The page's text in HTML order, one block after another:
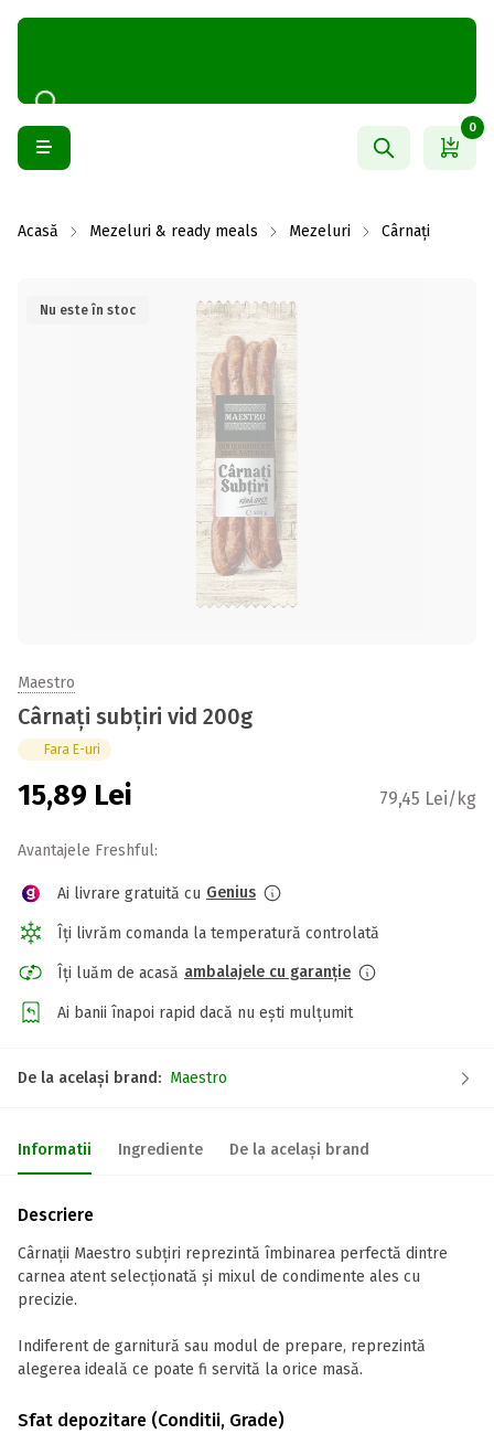
0
Acasă Mezeluri & ready meals Mezeluri Cârnați
Nu este în stoc
Maestro
Cârnați subțiri vid 200g
Fara E-uri
15,89 Lei 79,45 Lei/kg
Avantajele Freshful:
Ai livrare gratuită cu Genius
Îți livrăm comanda la temperatură controlată
Îți luăm de acasă ambalajele cu garanție
Ai banii înapoi rapid dacă nu ești mulțumit
De la același brand: Maestro
Informatii Ingrediente De la același brand
Descriere
Cârnații Maestro subțiri reprezintă îmbinarea perfectă dintre
carnea atent selecționată și mixul de condimente ales cu
precizie.
Indiferent de garnitură sau modul de prepare, reprezintă
alegerea ideală ce poate fi servită la orice masă.
Sfat depozitare (Conditii, Grade)